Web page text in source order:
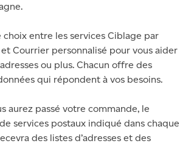
choix entre les services Ciblage par
Courrier personnalisé pour vous aider
ou plus. Chacun offre des
qui répondent à vos besoins.
aurez passé votre commande, le
services postaux indiqué dans chaque
des listes d’adresses et des